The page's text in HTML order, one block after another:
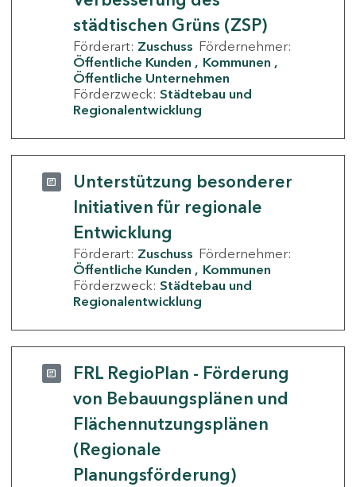
städtischen Grüns (ZSP)
Förderart: Zuschuss Fördernehmer:
Öffentliche Kunden
Kommunen
Öffentliche Unternehmen
Förderzweck: Städtebau und
Regionalentwicklung
Unterstützung besonderer
Initiativen für regionale
Entwicklung
Förderart: Zuschuss Fördernehmer:
Öffentliche Kunden
Kommunen
Förderzweck: Städtebau und
Regionalentwicklung
FRL RegioPlan - Förderung
von Bebauungsplänen und
Flächennutzungsplänen
(Regionale
Planungsförderung)